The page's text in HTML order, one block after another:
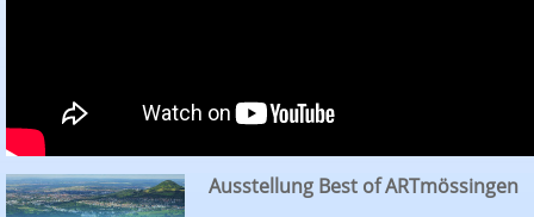
Ausstellung Best of ARTmössingen